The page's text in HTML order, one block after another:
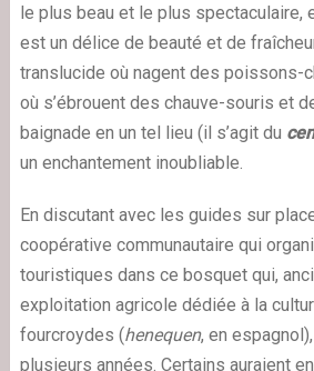
le plus beau et le plus spectaculaire,
est un délice de beauté et de
translucide où nagent des poissons-
où s’ébrouent des chauve-souris et
baignade en un tel lieu (il s’agit du
un enchantement inoubliable.
En discutant avec les guides sur
coopérative communautaire qui
touristiques dans ce bosquet qui,
exploitation agricole dédiée à la
fourcroydes (henequen, en
plusieurs années. Certains auraient